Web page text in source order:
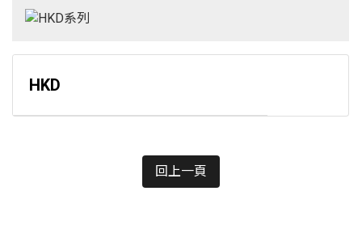
HKD
回上一頁